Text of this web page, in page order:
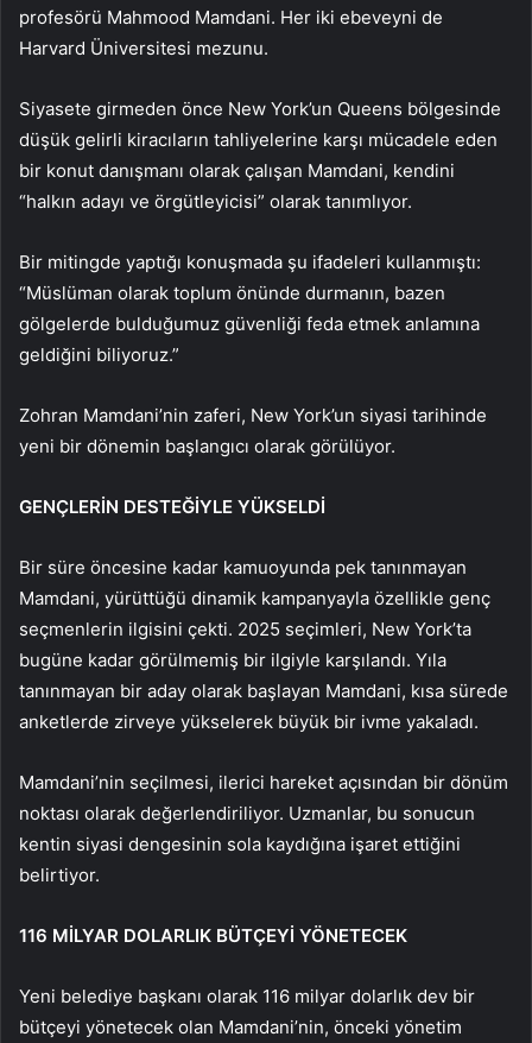
profesörü Mahmood Mamdani. Her iki ebeveyni de
Harvard Üniversitesi mezunu.
Siyasete girmeden önce New York’un Queens bölgesinde
düşük gelirli kiracıların tahliyelerine karşı mücadele eden
bir konut danışmanı olarak çalışan Mamdani, kendini
“halkın adayı ve örgütleyicisi” olarak tanımlıyor.
Bir mitingde yaptığı konuşmada şu ifadeleri kullanmıştı:
“Müslüman olarak toplum önünde durmanın, bazen
gölgelerde bulduğumuz güvenliği feda etmek anlamına
geldiğini biliyoruz.”
Zohran Mamdani’nin zaferi, New York’un siyasi tarihinde
yeni bir dönemin başlangıcı olarak görülüyor.
GENÇLERİN DESTEĞİYLE YÜKSELDİ
Bir süre öncesine kadar kamuoyunda pek tanınmayan
Mamdani, yürüttüğü dinamik kampanyayla özellikle genç
seçmenlerin ilgisini çekti. 2025 seçimleri, New York’ta
bugüne kadar görülmemiş bir ilgiyle karşılandı. Yıla
tanınmayan bir aday olarak başlayan Mamdani, kısa sürede
anketlerde zirveye yükselerek büyük bir ivme yakaladı.
Mamdani’nin seçilmesi, ilerici hareket açısından bir dönüm
noktası olarak değerlendiriliyor. Uzmanlar, bu sonucun
kentin siyasi dengesinin sola kaydığına işaret ettiğini
belirtiyor.
116 MİLYAR DOLARLIK BÜTÇEYİ YÖNETECEK
Yeni belediye başkanı olarak 116 milyar dolarlık dev bir
bütçeyi yönetecek olan Mamdani’nin, önceki yönetim